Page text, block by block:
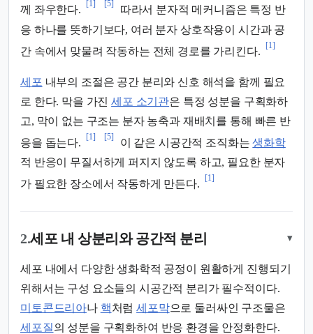
께 좌우한다.
[1] [5]
따라서 분자적 메커니즘은 특정 반
응 하나를 뜻하기보다, 여러 분자 상호작용이 시간과 공
간 속에서 맞물려 작동하는 전체 경로를 가리킨다.
[1]
세포 내부의 조절은 공간 분리와 신호 해석을 함께 필요
로 한다. 막을 가진세포 소기관은 특정 성분을 구획화하
고, 막이 없는 구조는 분자 농축과 재배치를 통해 빠른 반
응을 돕는다.
[1] [5]
이 같은 시공간적 조직화는생화학
적 반응이 무질서하게 퍼지지 않도록 하고, 필요한 분자
가 필요한 장소에서 작동하게 만든다.
[1]
2.세포 내 상분리와 공간적 분리 ▾
세포 내에서 다양한 생화학적 공정이 원활하게 진행되기
위해서는 구성 요소들의 시공간적 분리가 필수적이다.
미토콘드리아나 핵처럼세포막으로 둘러싸인 구조물은
세포질의 성분을 구획화하여 반응 환경을 안정화한다.